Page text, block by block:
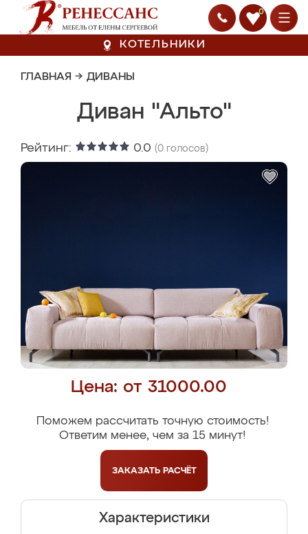
0
КОТЕЛЬНИКИ
ГЛАВНАЯ → ДИВАНЫ
Диван "Альто"
Рейтинг: 0.0 (0 голосов)
Цена: от 31000.00
Поможем рассчитать точную стоимость!
Ответим менее, чем за 15 минут!
ЗАКАЗАТЬ РАСЧЁТ
Характеристики